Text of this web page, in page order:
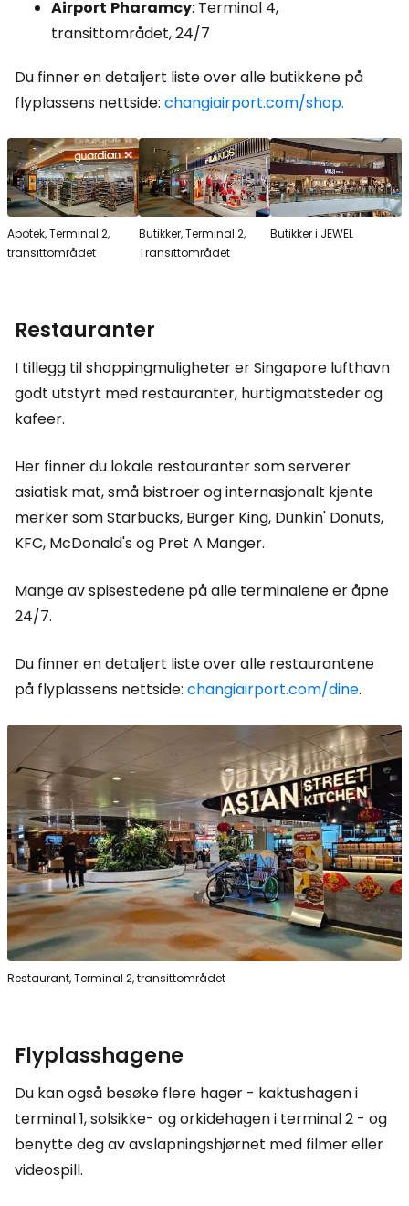
Airport Pharamcy: Terminal 4,
transittområdet, 24/7
Du finner en detaljert liste over alle butikkene på
flyplassens nettside: changiairport.com/shop.
Apotek, Terminal 2,
transittområdet
Butikker, Terminal 2,
Transittområdet
Butikker i JEWEL
Restauranter
I tillegg til shoppingmuligheter er Singapore lufthavn
godt utstyrt med restauranter, hurtigmatsteder og
kafeer.
Her finner du lokale restauranter som serverer
asiatisk mat, små bistroer og internasjonalt kjente
merker som Starbucks, Burger King, Dunkin' Donuts,
KFC, McDonald's og Pret A Manger.
Mange av spisestedene på alle terminalene er åpne
24/7.
Du finner en detaljert liste over alle restaurantene
på flyplassens nettside: changiairport.com/dine.
Restaurant, Terminal 2, transittområdet
Flyplasshagene
Du kan også besøke flere hager - kaktushagen i
terminal 1, solsikke- og orkidehagen i terminal 2 - og
benytte deg av avslapningshjørnet med filmer eller
videospill.